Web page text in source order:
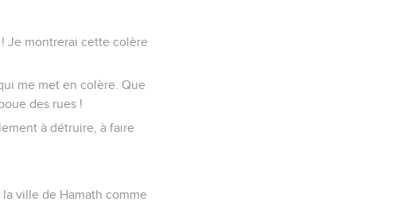
! Je montrerai cette colère
me met en colère. Que
des rues !
à détruire, à faire
la ville de Hamath comme